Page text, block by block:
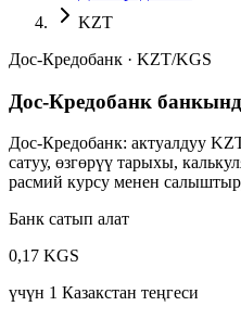
KZT
Дос-Кредобанк · KZT/KGS
Дос-Кредобанк
Дос-Кредобанк: актуалдуу
сатуу, өзгөрүү тарыхы,
расмий курсу менен
Банк сатып алат
0,17 KGS
үчүн 1 Казакстан теңгеси